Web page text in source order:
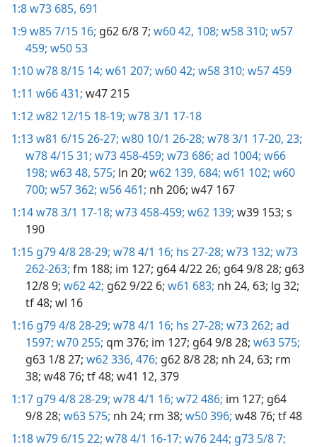
1:8w73 685, 691
1:9w85 7/15 16; g62 6/8 7; w60 42, 108; w58 310; w57
459; w50 53
1:10w78 8/15 14; w61 207; w60 42; w58 310; w57 459
1:11 w66 431; w47 215
1:12w82 12/15 18-19; w78 3/1 17-18
1:13w81 6/15 26-27; w80 10/1 26-28; w78 3/1 17-20, 23;
w78 4/15 31; w73 458-459; w73 686; ad 1004; w66
198; w63 48, 575; ln 20; w62 139, 684; w61 102; w60
700; w57 362; w56 461; nh 206; w47 167
1:14w78 3/1 17-18; w73 458-459; w62 139; w39 153; s
190
1:15 g79 4/8 28-29; w78 4/1 16; hs 27-28; w73 132; w73
262-263; fm 188; im 127; g64 4/22 26; g64 9/8 28; g63
12/8 9; w62 42; g62 9/22 6; w61 683; nh 24, 63; lg 32;
tf 48; wl 16
1:16 g79 4/8 28-29; w78 4/1 16; hs 27-28; w73 262; ad
1597; w70 255; qm 376; im 127; g64 9/8 28; w63 575;
g63 1/8 27; w62 336, 476; g62 8/8 28; nh 24, 63; rm
38; w48 76; tf 48; w41 12, 379
1:17 g79 4/8 28-29; w78 4/1 16; w72 486; im 127; g64
9/8 28; w63 575; nh 24; rm 38; w50 396; w48 76; tf 48
1:18w79 6/15 22; w78 4/1 16-17; w76 244; g73 5/8 7;